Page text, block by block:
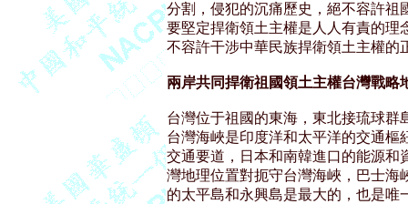
分割，侵犯的沉痛歷史，絕不容許祖
要堅定捍衛領土主權是人人有責的理
不容許干涉中華民族捍衛領土主權的
兩岸共同捍衛祖國領土主權台灣戰略
台灣位于祖國的東海，東北接琉球
台灣海峽是印度洋和太平洋的交通
交通要道，日本和南韓進口的能源和
灣地理位置對扼守台灣海峽，巴士海
的太平島和永興島是最大的，也是